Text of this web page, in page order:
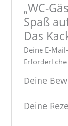
„WC-
Spaß
Das
Deine E-
Deine
Deine